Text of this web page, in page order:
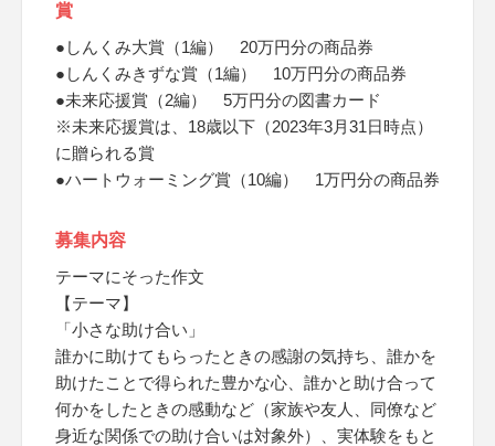
賞
●しんくみ大賞（1編） 20万円分の商品券
●しんくみきずな賞（1編） 10万円分の商品券
●未来応援賞（2編） 5万円分の図書カード
※未来応援賞は、18歳以下（2023年3月31日時点）
に贈られる賞
●ハートウォーミング賞（10編） 1万円分の商品券
募集内容
テーマにそった作文
【テーマ】
「小さな助け合い」
誰かに助けてもらったときの感謝の気持ち、誰かを
助けたことで得られた豊かな心、誰かと助け合って
何かをしたときの感動など（家族や友人、同僚など
身近な関係での助け合いは対象外）、実体験をもと